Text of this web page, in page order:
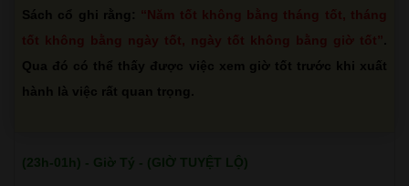
Sách cổ ghi rằng: “Năm tốt không bằng tháng tốt, tháng
tốt không bằng ngày tốt, ngày tốt không bằng giờ tốt”.
Qua đó có thể thấy được việc xem giờ tốt trước khi xuất
hành là việc rất quan trọng.
(23h-01h) - Giờ Tý - (GIỜ TUYỆT LỘ)